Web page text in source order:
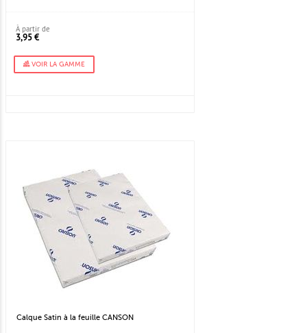
À partir de
3,95 €
VOIR LA GAMME
Calque Satin à la feuille CANSON